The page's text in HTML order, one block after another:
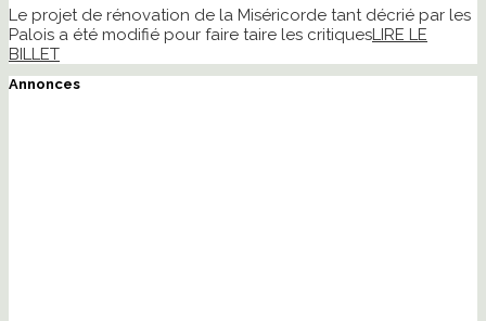
Le projet de rénovation de la Miséricorde tant décrié par les
Palois a été modifié pour faire taire les critiquesLIRE LE
BILLET
Annonces